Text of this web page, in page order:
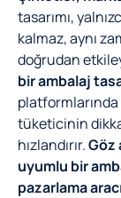
tasarımı,
kalmaz, aynı
doğrudan
bir ambalaj
platformlarında
tüketicinin
hızlandırır.Göz
uyumlu bir
pazarlama